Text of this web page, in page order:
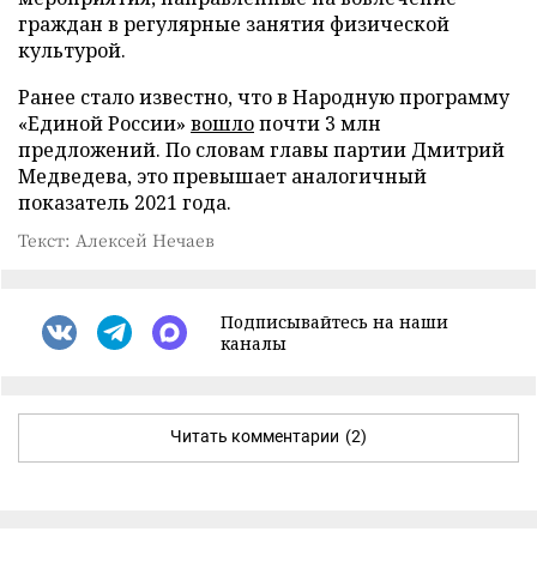
граждан в регулярные занятия физической
культурой.
Ранее стало известно, что в Народную программу
«Единой России» вошлопочти 3 млн
предложений. По словам главы партии Дмитрий
Медведева, это превышает аналогичный
показатель 2021 года.
Текст: Алексей Нечаев
Подписывайтесь на наши
каналы
Читать комментарии (2)